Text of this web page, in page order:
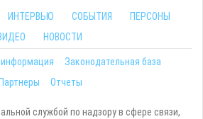
ИНТЕРВЬЮ СОБЫТИЯ
ПЕРСОНЫ
НОВОСТИ
информация
Законодательная база
Партнеры Отчеты
службой по надзору в сфере связи,